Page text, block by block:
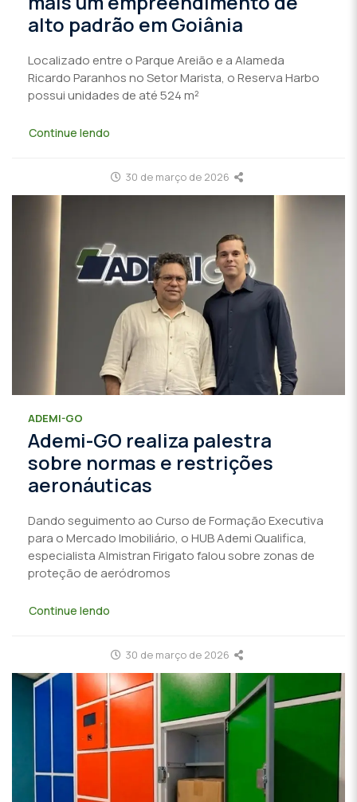
alto padrão em Goiânia
Localizado entre o Parque Areião e a Alameda
Ricardo Paranhos no Setor Marista, o Reserva Harbo
possui unidades de até 524 m²
Continue lendo
30 de março de 2026
ADEMI-GO
Ademi-GO realiza palestra
sobre normas e restrições
aeronáuticas
Dando seguimento ao Curso de Formação Executiva
para o Mercado Imobiliário, o HUB Ademi Qualifica,
especialista Almistran Firigato falou sobre zonas de
proteção de aeródromos
Continue lendo
30 de março de 2026